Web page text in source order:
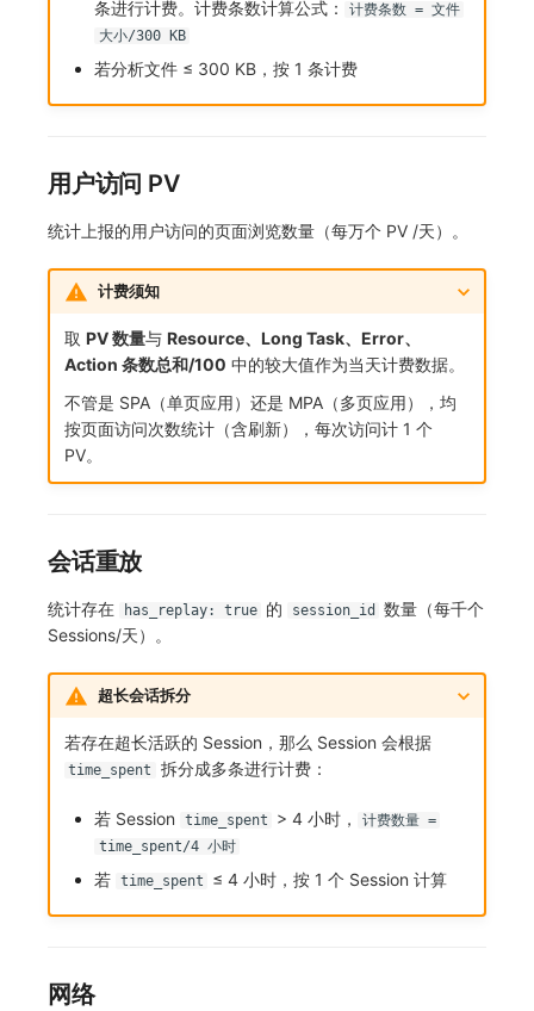
条进行计费。计费条数计算公式：
计费条数 = 文件
大小/300 KB
若分析文件 ≤ 300 KB，按 1 条计费
用户访问 PV
统计上报的用户访问的页面浏览数量（每万个 PV /天）。
计费须知
取 PV 数量与 Resource、Long Task、Error、
Action 条数总和/100 中的较大值作为当天计费数据。
不管是 SPA（单页应用）还是 MPA（多页应用），均
按页面访问次数统计（含刷新），每次访问计 1 个
PV。
会话重放
统计存在 has_replay: true 的 session_id
数量（每千个
Sessions/天）。
超长会话拆分
若存在超长活跃的 Session，那么 Session 会根据
time_spent 拆分成多条进行计费：
若 Session time_spent > 4 小时，
计费数量 =
time_spent/4 小时
若 time_spent ≤ 4 小时，按 1 个 Session 计算
网络